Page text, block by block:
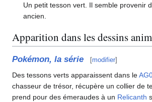
Un petit tesson vert. Il semble provenir
ancien.
Apparition dans les dessins
Pokémon, la série [modifier]
Des tessons verts apparaissent dans le
chasseur de trésor, récupère un collier de
prend pour des émeraudes à un Relicanth